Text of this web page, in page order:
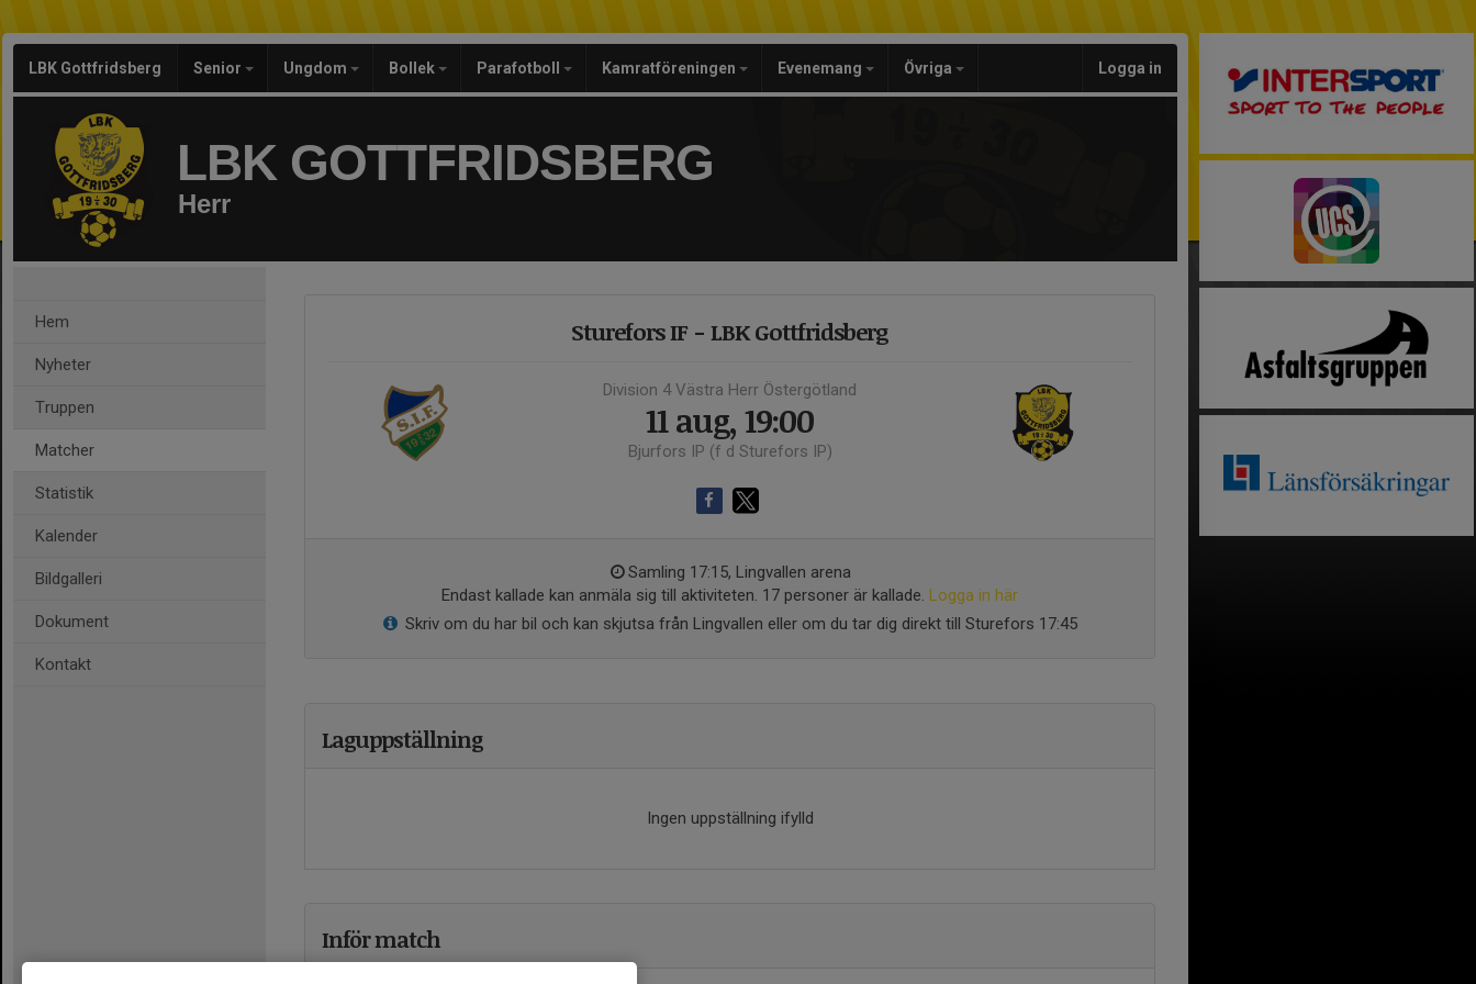
LBK Gottfridsberg Senior Ungdom Bollek Parafotboll Kamratföreningen Evenemang Övriga Logga in
LBK GOTTFRIDSBERG
Herr
Hem
Nyheter
Truppen
Matcher
Statistik
Kalender
Bildgalleri
Dokument
Kontakt
Sturefors IF - LBK Gottfridsberg
Division 4 Västra Herr Östergötland
11 aug, 19:00
Bjurfors IP (f d Sturefors IP)
Samling 17:15, Lingvallen arena
Endast kallade kan anmäla sig till aktiviteten. 17 personer är kallade. Logga in här
Skriv om du har bil och kan skjutsa från Lingvallen eller om du tar dig direkt till Sturefors 17:45
Laguppställning
Ingen uppställning ifylld
Inför match